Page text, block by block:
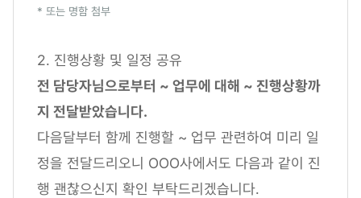
* 또는 명함 첨부
2. 진행상황 및 일정 공유
전 담당자님으로부터 ~ 업무에 대해 ~ 진행상황까
지 전달받았습니다.
다음달부터 함께 진행할 ~ 업무 관련하여 미리 일
정을 전달드리오니 OOO사에서도 다음과 같이 진
행 괜찮으신지 확인 부탁드리겠습니다.